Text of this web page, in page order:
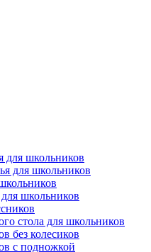
для школьников
для школьников
школьников
стола для школьников
без колесиков
с подножкой